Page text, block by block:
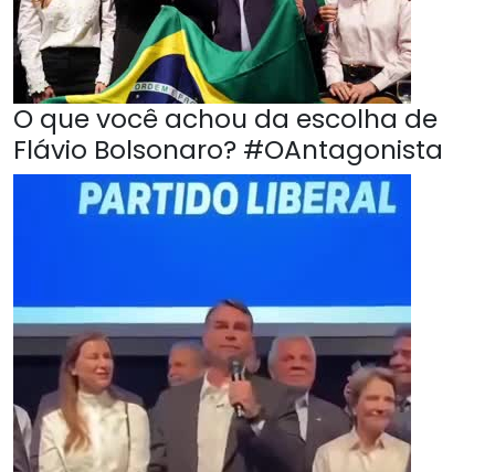
O que você achou da escolha de
Flávio Bolsonaro? #OAntagonista